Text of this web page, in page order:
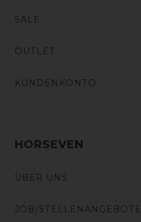
SALE
OUTLET
KUNDENKONTO
HORSEVEN
ÜBER UNS
JOB/STELLENANGEBOTE